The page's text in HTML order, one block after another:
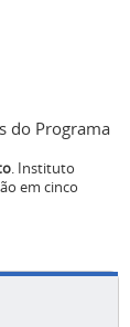
do Programa
. Instituto
em cinco